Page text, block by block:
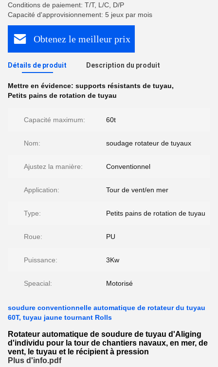
Conditions de paiement: T/T, L/C, D/P
Capacité d'approvisionnement: 5 jeux par mois
Obtenez le meilleur prix
Détails de produit Description du produit
Mettre en évidence: supports résistants de tuyau,
Petits pains de rotation de tuyau
Capacité maximum: 60t
Nom: soudage rotateur de tuyaux
Ajustez la manière: Conventionnel
Application: Tour de vent/en mer
Type: Petits pains de rotation de tuyau
Roue: PU
Puissance: 3Kw
Speacial: Motorisé
soudure conventionnelle automatique de rotateur du tuyau
60T, tuyau jaune tournant Rolls
Rotateur automatique de soudure de tuyau d'Aliging
d'individu pour la tour de chantiers navaux, en mer, de
vent, le tuyau et le récipient à pression
Plus d'info.pdf